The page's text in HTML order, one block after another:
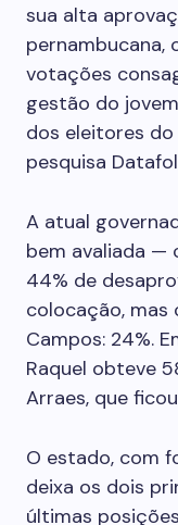
sua alta
pernambucana,
votações
gestão do
dos eleitores
pesquisa
A atual
bem avaliada —
44% de
colocação, mas
Campos: 24%.
Raquel obteve
Arraes, que
O estado, com
deixa os dois
últimas